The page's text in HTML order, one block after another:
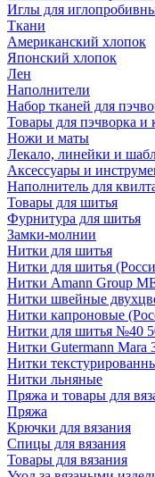
Иглы для
Ткани
Американский хлопок
Японский хлопок
Лен
Наполнители
Набор тканей для
Товары для пэчворка и
Ножи и маты
Лекало, линейки и
Аксессуары и
Наполнитель для
Товары для шитья
Фурнитура для шитья
Замки-молнии
Нитки для шитья
Нитки для шитья
Нитки Amann Group
Нитки швейные
Нитки капроновые
Нитки для шитья №40
Нитки Gutermann Mara
Нитки
Нитки льняные
Пряжа и товары для
Пряжа
Крючки для вязания
Спицы для вязания
Товары для вязания